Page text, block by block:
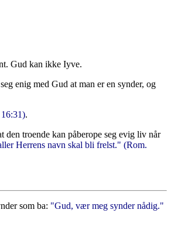
Gud kan ikke Iyve.
enig med Gud at man er en synder, og
.
den troende kan påberope seg evig liv når
Herrens navn skal bli frelst." (Rom.
som ba: "Gud, vær meg synder nådig."